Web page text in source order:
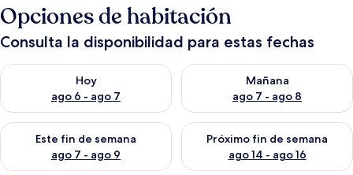
Opciones de habitación
Consulta la disponibilidad para estas fechas
Hoy
ago 6 - ago 7
Consulta la disponibilidad para hoy ago 6 - ago 7
Mañana
ago 7 - ago 8
Consulta la disponibilidad
Este fin de semana
ago 7 - ago 9
Consulta la disponibilidad para este fin de semana ago 7 -
Próximo fin de semana
ago 14 - ago 16
Consulta la disponibilidad